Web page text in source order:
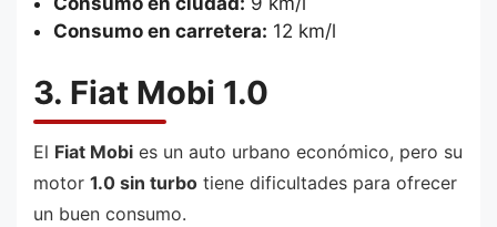
Consumo en carretera: 12 km/l
3. Fiat Mobi 1.0
El Fiat Mobi es un auto urbano económico, pero su
motor 1.0 sin turbo tiene dificultades para ofrecer
un buen consumo.